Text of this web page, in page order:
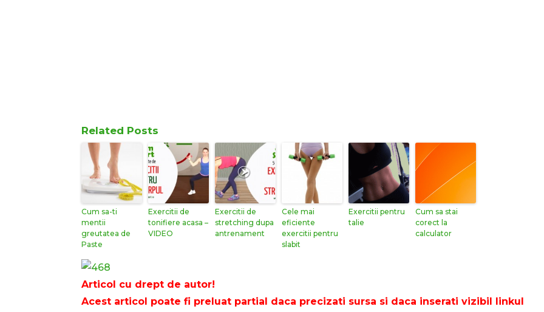
Related Posts
Cum sa-ti
mentii
greutatea de
Paste
Exercitii de
tonifiere acasa –
VIDEO
Exercitii de
stretching dupa
antrenament
Cele mai
eficiente
exercitii pentru
slabit
Exercitii pentru
talie
Cum sa stai
corect la
calculator
Articol cu drept de autor!
Acest articol poate fi preluat partial daca precizati sursa si daca inserati vizibil linkul